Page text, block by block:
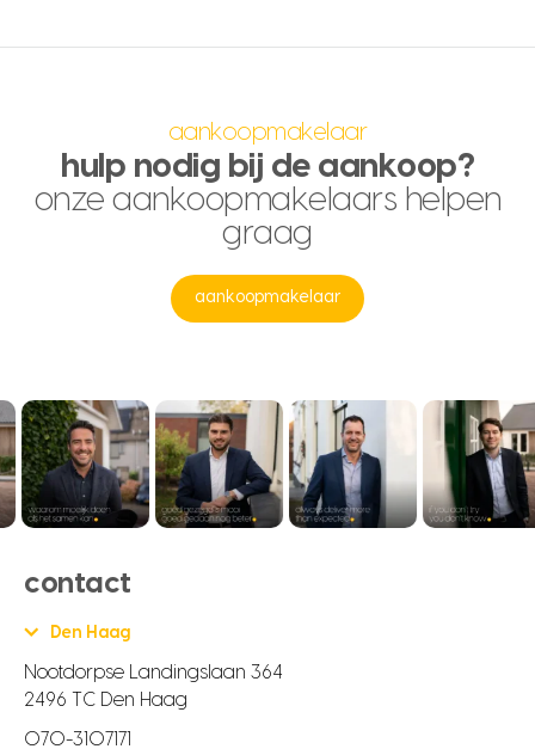
aankoopmakelaar
hulp nodig bij de aankoop?
onze aankoopmakelaars helpen
graag
aankoopmakelaar
contact
Den Haag
Nootdorpse Landingslaan 364
2496 TC Den Haag
070-3107171